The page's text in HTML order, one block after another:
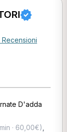
Recensioni
D'adda
· 60,00€)